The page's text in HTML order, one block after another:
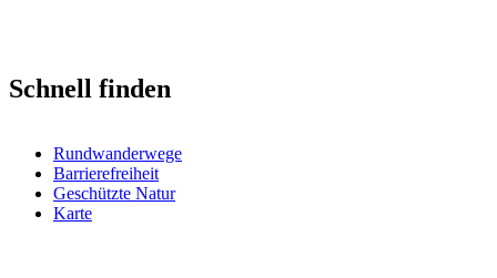
Schnell finden
Rundwanderwege
Barrierefreiheit
Geschützte Natur
Karte